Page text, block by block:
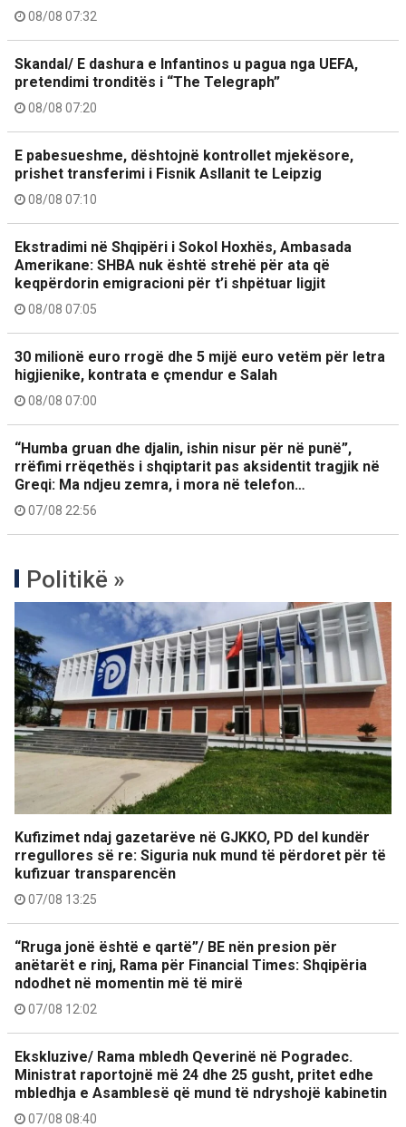
08/08 07:32
Skandal/ E dashura e Infantinos u pagua nga UEFA,
pretendimi tronditës i “The Telegraph”
08/08 07:20
E pabesueshme, dështojnë kontrollet mjekësore,
prishet transferimi i Fisnik Asllanit te Leipzig
08/08 07:10
Ekstradimi në Shqipëri i Sokol Hoxhës, Ambasada
Amerikane: SHBA nuk është strehë për ata që
keqpërdorin emigracioni për t’i shpëtuar ligjit
08/08 07:05
30 milionë euro rrogë dhe 5 mijë euro vetëm për letra
higjienike, kontrata e çmendur e Salah
08/08 07:00
“Humba gruan dhe djalin, ishin nisur për në punë”,
rrëfimi rrëqethës i shqiptarit pas aksidentit tragjik në
Greqi: Ma ndjeu zemra, i mora në telefon…
07/08 22:56
Politikë »
Kufizimet ndaj gazetarëve në GJKKO, PD del kundër
rregullores së re: Siguria nuk mund të përdoret për të
kufizuar transparencën
07/08 13:25
“Rruga jonë është e qartë”/ BE nën presion për
anëtarët e rinj, Rama për Financial Times: Shqipëria
ndodhet në momentin më të mirë
07/08 12:02
Ekskluzive/ Rama mbledh Qeverinë në Pogradec.
Ministrat raportojnë më 24 dhe 25 gusht, pritet edhe
mbledhja e Asamblesë që mund të ndryshojë kabinetin
07/08 08:40